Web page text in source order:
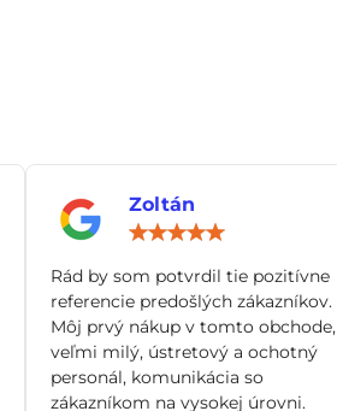
Zoltán
/
5
Rád by som potvrdil tie pozitívne
referencie predošlých zákazníkov.
Môj prvý nákup v tomto obchode,
veľmi milý, ústretový a ochotný
personál, komunikácia so
zákazníkom na vysokej úrovni.